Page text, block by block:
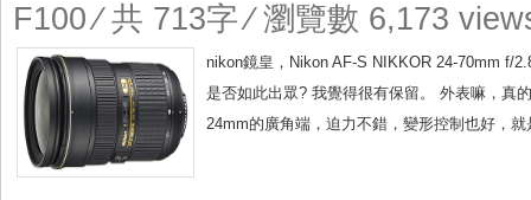
F100⁄ 共 713字 ⁄ 瀏覽數 6,173
nikon鏡皇，Nikon AF-S NIKKOR 24-70mm f/
是否如此出眾? 我覺得很有保留。 外表嘛，真
24mm的廣角端，迫力不錯，變形控制也好，